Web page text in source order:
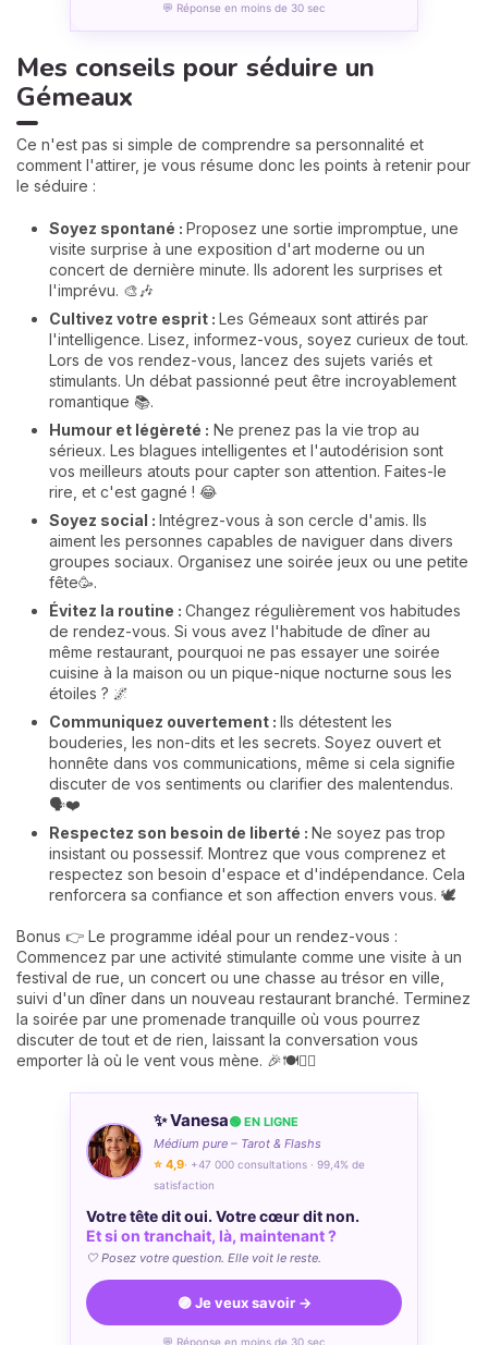
💬 Réponse en moins de 30 sec
Mes conseils pour séduire un
Gémeaux
Ce n'est pas si simple de comprendre sa personnalité et
comment l'attirer, je vous résume donc les points à retenir pour
le séduire :
Soyez spontané : Proposez une sortie impromptue, une
visite surprise à une exposition d'art moderne ou un
concert de dernière minute. Ils adorent les surprises et
l'imprévu. 🎨🎶
Cultivez votre esprit : Les Gémeaux sont attirés par
l'intelligence. Lisez, informez-vous, soyez curieux de tout.
Lors de vos rendez-vous, lancez des sujets variés et
stimulants. Un débat passionné peut être incroyablement
romantique 📚.
Humour et légèreté : Ne prenez pas la vie trop au
sérieux. Les blagues intelligentes et l'autodérision sont
vos meilleurs atouts pour capter son attention. Faites-le
rire, et c'est gagné ! 😂
Soyez social : Intégrez-vous à son cercle d'amis. Ils
aiment les personnes capables de naviguer dans divers
groupes sociaux. Organisez une soirée jeux ou une petite
fête🥳.
Évitez la routine : Changez régulièrement vos habitudes
de rendez-vous. Si vous avez l'habitude de dîner au
même restaurant, pourquoi ne pas essayer une soirée
cuisine à la maison ou un pique-nique nocturne sous les
étoiles ? 🌌
Communiquez ouvertement : Ils détestent les
bouderies, les non-dits et les secrets. Soyez ouvert et
honnête dans vos communications, même si cela signifie
discuter de vos sentiments ou clarifier des malentendus.
🗣️❤️
Respectez son besoin de liberté : Ne soyez pas trop
insistant ou possessif. Montrez que vous comprenez et
respectez son besoin d'espace et d'indépendance. Cela
renforcera sa confiance et son affection envers vous. 🕊️
Bonus 👉 Le programme idéal pour un rendez-vous :
Commencez par une activité stimulante comme une visite à un
festival de rue, un concert ou une chasse au trésor en ville,
suivi d'un dîner dans un nouveau restaurant branché. Terminez
la soirée par une promenade tranquille où vous pourrez
discuter de tout et de rien, laissant la conversation vous
emporter là où le vent vous mène. 🎉🍽️🚶‍♂️
✨ Vanesa🟢 EN LIGNE
Médium pure – Tarot & Flashs
⭐ 4,9· +47 000 consultations · 99,4% de
satisfaction
Votre tête dit oui. Votre cœur dit non.
Et si on tranchait, là, maintenant ?
🤍 Posez votre question. Elle voit le reste.
🟣 Je veux savoir →
💬 Réponse en moins de 30 sec